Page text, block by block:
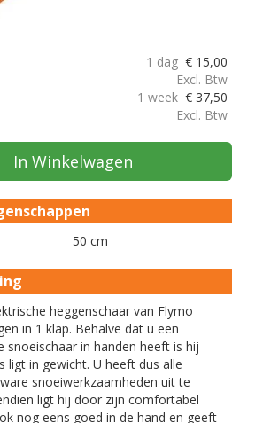
1 dag € 15,00
Excl. Btw
1 week € 37,50
Excl. Btw
In Winkelwagen
50 cm
heggenschaar van Flymo
in 1 klap. Behalve dat u een
snoeischaar in handen heeft is hij
ligt in gewicht. U heeft dus alle
snoeiwerkzaamheden uit te
ligt hij door zijn comfortabel
nog eens goed in de hand en geeft